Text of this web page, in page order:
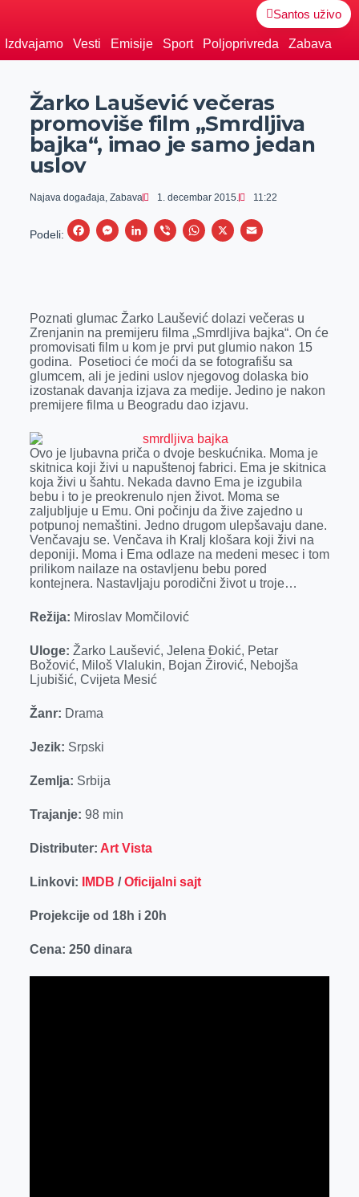
Santos uživo
Izdvajamo Vesti Emisije Sport Poljoprivreda Zabava
Žarko Laušević večeras
promoviše film „Smrdljiva
bajka“, imao je samo jedan
uslov
Najava događaja, Zabava 1. decembar 2015. 11:22
Podeli:
F
b
o
o
k
M
e
n
g
e
r
L
e
d
I
n
V
r
W
s
A
p
p
X
E
l
Poznati glumac Žarko Laušević dolazi večeras u
Zrenjanin na premijeru filma „Smrdljiva bajka“. On će
promovisati film u kom je prvi put glumio nakon 15
godina. Posetioci će moći da se fotografišu sa
glumcem, ali je jedini uslov njegovog dolaska bio
izostanak davanja izjava za medije. Jedino je nakon
premijere filma u Beogradu dao izjavu.
Ovo je ljubavna priča o dvoje beskućnika. Moma je
skitnica koji živi u napuštenoj fabrici. Ema je skitnica
koja živi u šahtu. Nekada davno Ema je izgubila
bebu i to je preokrenulo njen život. Moma se
zaljubljuje u Emu. Oni počinju da žive zajedno u
potpunoj nemaštini. Jedno drugom ulepšavaju dane.
Venčavaju se. Venčava ih Kralj klošara koji živi na
deponiji. Moma i Ema odlaze na medeni mesec i tom
prilikom nailaze na ostavljenu bebu pored
kontejnera. Nastavljaju porodični život u troje…
Režija: Miroslav Momčilović
Uloge: Žarko Laušević, Jelena Đokić, Petar
Božović, Miloš Vlalukin, Bojan Žirović, Nebojša
Ljubišić, Cvijeta Mesić
Žanr: Drama
Jezik: Srpski
Zemlja: Srbija
Trajanje: 98 min
Distributer: Art Vista
Linkovi: IMDB /Oficijalni sajt
Projekcije od 18h i 20h
Cena: 250 dinara